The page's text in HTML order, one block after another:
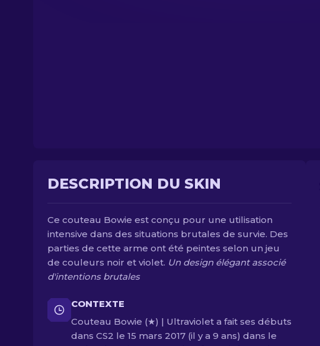
DESCRIPTION DU SKIN
Ce couteau Bowie est conçu pour une utilisation
intensive dans des situations brutales de survie. Des
parties de cette arme ont été peintes selon un jeu
de couleurs noir et violet. Un design élégant associé
d'intentions brutales
CONTEXTE
Couteau Bowie (★) | Ultraviolet a fait ses débuts
dans CS2 le 15 mars 2017 (il y a 9 ans) dans le